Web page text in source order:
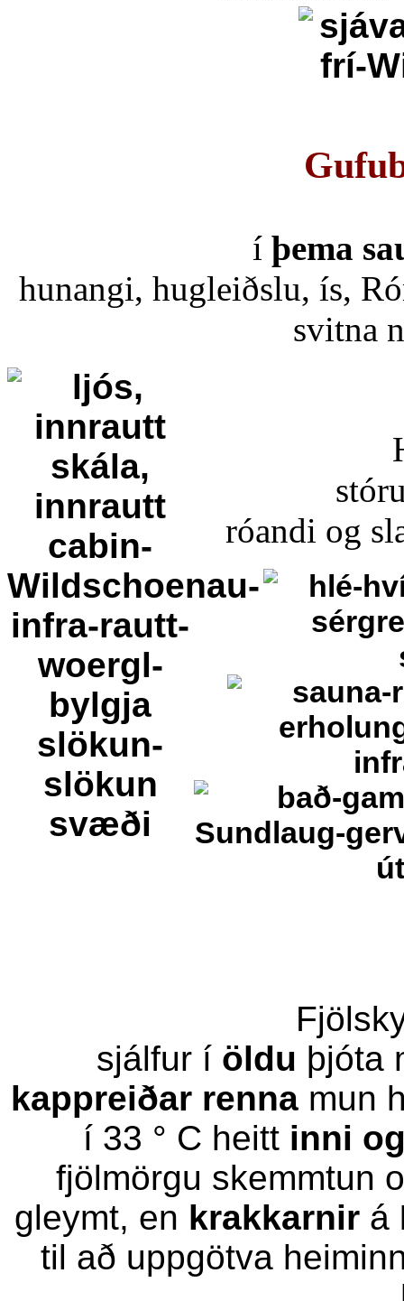
íþema
hunangi, hugleiðslu, ís,
svitna
róandi og
sjálfur í öldu þjóta
kappreiðar renna mun
í 33 ° C heitt inni
fjölmörgu skemmtun
gleymt, en krakkarnir á
til að uppgötva